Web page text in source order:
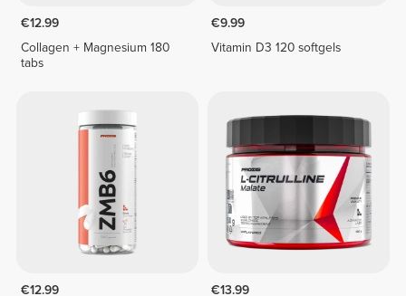
€12.99
Collagen + Magnesium 180
tabs
€9.99
Vitamin D3 120 softgels
€12.99
€13.99